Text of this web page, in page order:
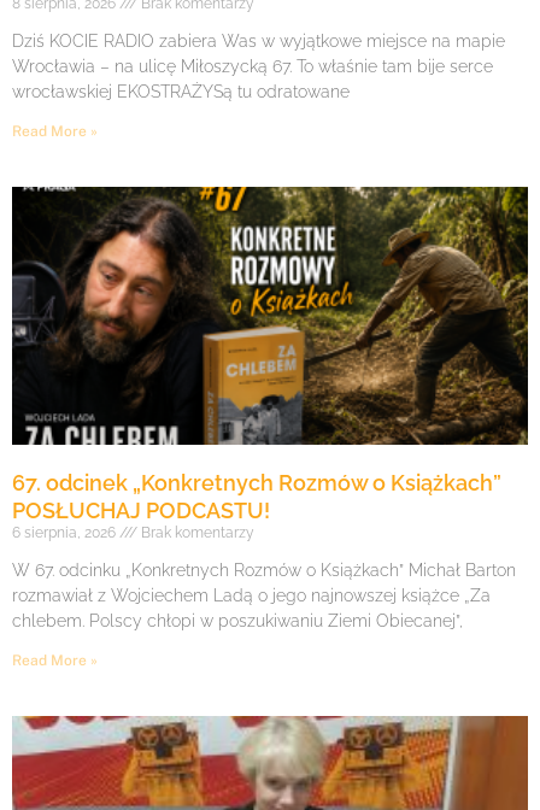
8 sierpnia, 2026 Brak komentarzy
Dziś KOCIE RADIO zabiera Was w wyjątkowe miejsce na mapie
Wrocławia – na ulicę Miłoszycką 67. To właśnie tam bije serce
wrocławskiej EKOSTRAŻYSą tu odratowane
Read More »
67. odcinek „Konkretnych Rozmów o Książkach”
POSŁUCHAJ PODCASTU!
6 sierpnia, 2026 Brak komentarzy
W 67. odcinku „Konkretnych Rozmów o Książkach” Michał Barton
rozmawiał z Wojciechem Ladą o jego najnowszej książce „Za
chlebem. Polscy chłopi w poszukiwaniu Ziemi Obiecanej”,
Read More »